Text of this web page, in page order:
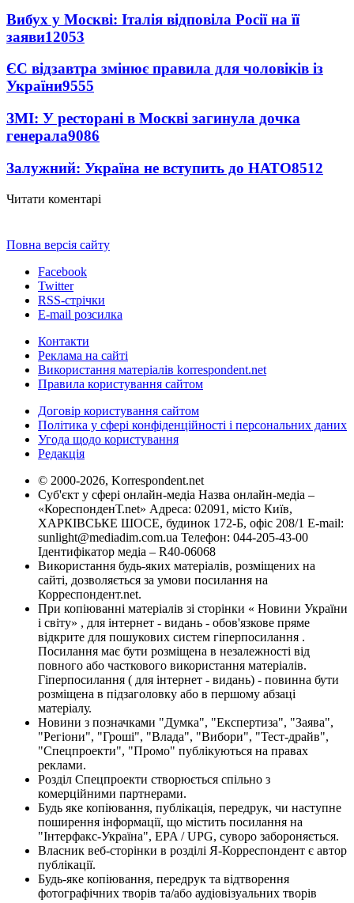
Вибух у Москві: Італія відповіла Росії на її
заяви12053
ЄС відзавтра змінює правила для чоловіків із
України9555
ЗМІ: У ресторані в Москві загинула дочка
генерала9086
Залужний: Україна не вступить до НАТО8512
Читати коментарі
Повна версія сайту
Facebook
Twitter
RSS-стрічки
E-mail розсилка
Контакти
Реклама на сайті
Використання матеріалів korrespondent.net
Правила користування сайтом
Договір користування сайтом
Політика у сфері конфіденційності і персональних даних
Угода щодо користування
Редакція
© 2000-2026, Korrespondent.net
Суб'єкт у сфері онлайн-медіа Назва онлайн-медіа –
«КореспонденТ.net» Адреса: 02091, місто Київ,
ХАРКІВСЬКЕ ШОСЕ, будинок 172-Б, офіс 208/1 E-mail:
sunlight@mediadim.com.ua Телефон: 044-205-43-00
Ідентифікатор медіа – R40-06068
Використання будь-яких матеріалів, розміщених на
сайті, дозволяється за умови посилання на
Корреспондент.net.
При копіюванні матеріалів зі сторінки « Новини України
і світу» , для інтернет - видань - обов'язкове пряме
відкрите для пошукових систем гіперпосилання .
Посилання має бути розміщена в незалежності від
повного або часткового використання матеріалів.
Гіперпосилання ( для інтернет - видань) - повинна бути
розміщена в підзаголовку або в першому абзаці
матеріалу.
Новини з позначками "Думка", "Експертиза", "Заява",
"Регіони", "Гроші", "Влада", "Вибори", "Тест-драйв",
"Спецпроекти", "Промо" публікуються на правах
реклами.
Розділ Спецпроекти створюється спільно з
комерційними партнерами.
Будь яке копіювання, публікація, передрук, чи наступне
поширення інформації, що містить посилання на
"Інтерфакс-Україна", EPA / UPG, суворо забороняється.
Власник веб-сторінки в розділі Я-Корреспондент є автор
публікації.
Будь-яке копіювання, передрук та відтворення
фотографічних творів та/або аудіовізуальних творів